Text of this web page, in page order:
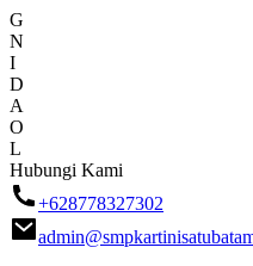
G
N
I
D
A
O
L
Skip
to
content
Hubungi Kami
+628778327302